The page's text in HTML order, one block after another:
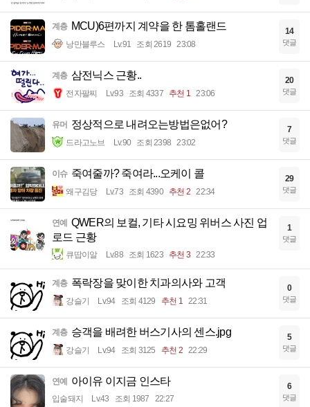
계층 MCU)6편까지 계약을 한 톰홀랜드
낭만블루스 Lv.91 조회 2619 23:08
14
댓글
계층 삼전닉스 근황..
전자팔찌 Lv.93 조회 4337 추천 1 23:06
20
댓글
유머 정상적으로 내려오는방법은없어?
드라고노브 Lv.90 조회 2398 23:02
7
댓글
이슈 죽여줄까? 죽여라...오케이 콜
왜구김당 Lv.73 조회 4390 추천 2 22:34
29
댓글
연예 QWER의 보컬, 기타 시요밍 위버스 사진 업
로드 근황
큐땁이알 Lv.88 조회 1623 추천 3 22:33
1
댓글
계층 폭락장을 맞이한 치과의사와 고객
강슬기 Lv.94 조회 4129 추천 1 22:31
0
댓글
계층 승객을 배려한 버스기사의 센스.jpg
강슬기 Lv.94 조회 3125 추천 2 22:29
5
댓글
연예 아이유 이지금 인스타
입술돼지 Lv.43 조회 1987 22:27
6
댓글